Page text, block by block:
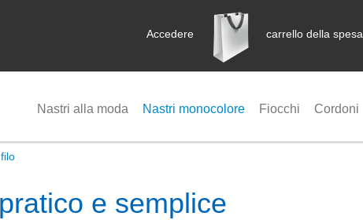
Accedere
carrello della spesa
Nastri alla moda Nastri monocolore Fiocchi Cordoni
e semplice